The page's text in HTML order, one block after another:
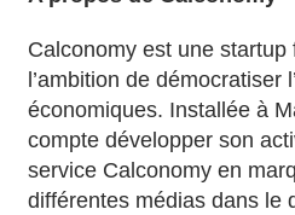
Calconomy est une startup
l’ambition de démocratiser
économiques. Installée à
compte développer son
service Calconomy en
différentes médias dans le